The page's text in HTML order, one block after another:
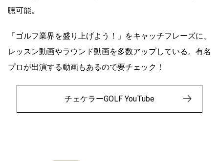
聴可能。
「ゴルフ業界を盛り上げよう！」をキャッチフレーズに、
レッスン動画やラウンド動画を多数アップしている。有名
プロが出演する動画もあるので要チェック！
チェケラーGOLF YouTube